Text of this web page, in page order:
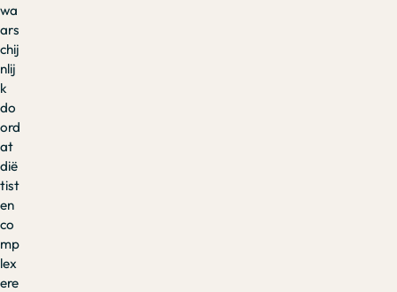
wa
ars
chij
nlij
k
do
ord
at
dië
tist
en
co
mp
lex
ere